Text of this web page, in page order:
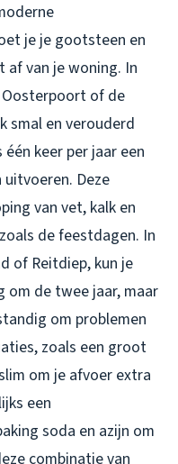
je je gootsteen en
af van je woning. In
Oosterpoort of de
smal en verouderd
keer per jaar een
Deze
van vet, kalk en
de feestdagen. In
of Reitdiep, kun je
om de twee jaar, maar
om problemen
zoals een groot
om je afvoer extra
een
soda en azijn om
combinatie van